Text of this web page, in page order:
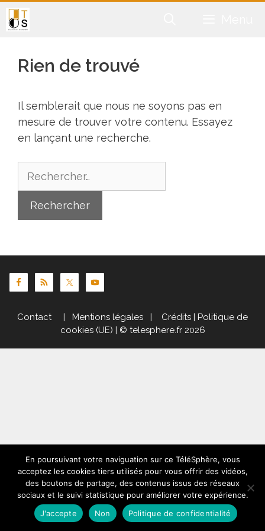
Aller
au
Rien de trouvé
Il semblerait que nous ne soyons pas en
mesure de trouver votre contenu. Essayez
en lançant une recherche.
Rechercher :
Contact| Mentions légales | Crédits | Politique de
cookies (UE) | © telesphere.fr 2026
En poursuivant votre naviguation sur ce TéléSphère, vous
acceptez les cookies tiers utilisés pour vous offrir des vidéos,
des boutons de partage, des contenus issus des réseaux
sociaux et le suivi statistique pour améliorer votre expérience.
J'accepte
Non Politique de confidentialité